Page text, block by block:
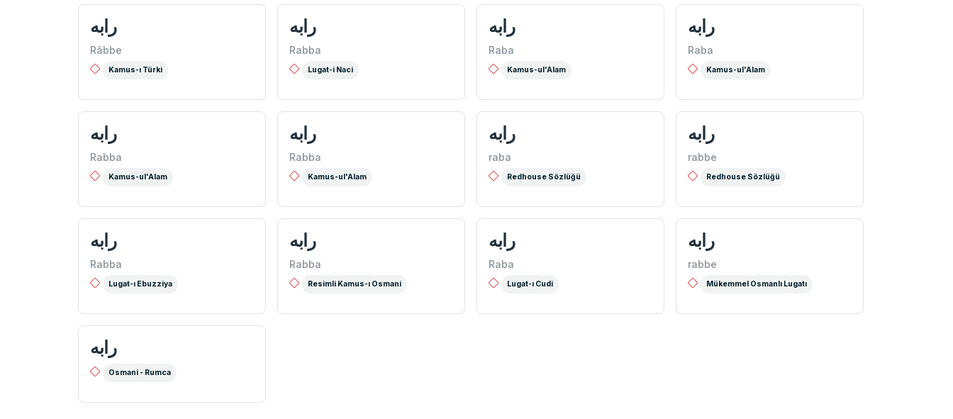
رابه
Râbbe
Kamus-ı Türki
رابه
Rabba
Lugat-i Naci
رابه
Raba
Kamus-ul'Alam
رابه
Raba
Kamus-ul'Alam
رابه
Rabba
Kamus-ul'Alam
رابه
Rabba
Kamus-ul'Alam
رابه
raba
Redhouse Sözlüğü
رابه
rabbe
Redhouse Sözlüğü
رابه
Rabba
Lugat-ı Ebuzziya
رابه
Rabba
Resimli Kamus-ı Osmani
رابه
Raba
Lugat-ı Cudi
رابه
rabbe
Mükemmel Osmanlı Lugatı
رابه
Osmani - Rumca